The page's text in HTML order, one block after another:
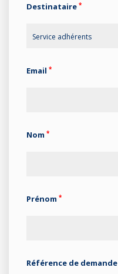
Destinataire *
Service adhérents
Email *
Nom *
Prénom *
Référence de demande